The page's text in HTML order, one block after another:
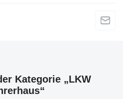
Kategorie „LKW